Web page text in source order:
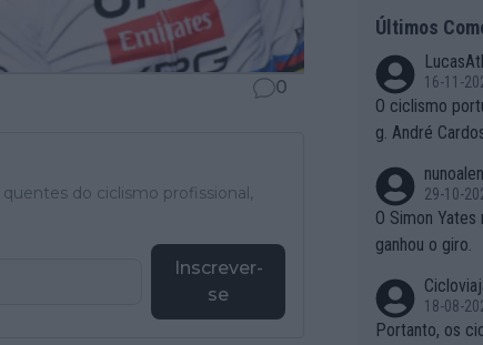
0
do ciclismo profissional,
Inscrever-
se
Últimos
16-11-
O ciclismo
g. André
pado? 29-10-
O Simon
ganhou o giro.
18-08-
Portanto, os